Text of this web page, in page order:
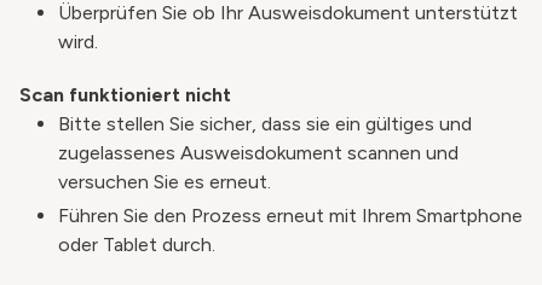
Überprüfen Sie ob Ihr Ausweisdokument unterstützt
wird.
Scan funktioniert nicht
Bitte stellen Sie sicher, dass sie ein gültiges und
zugelassenes Ausweisdokument scannen und
versuchen Sie es erneut.
Führen Sie den Prozess erneut mit Ihrem Smartphone
oder Tablet durch.